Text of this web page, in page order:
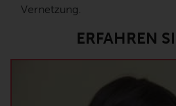
Vernetzung.
ERFAHREN